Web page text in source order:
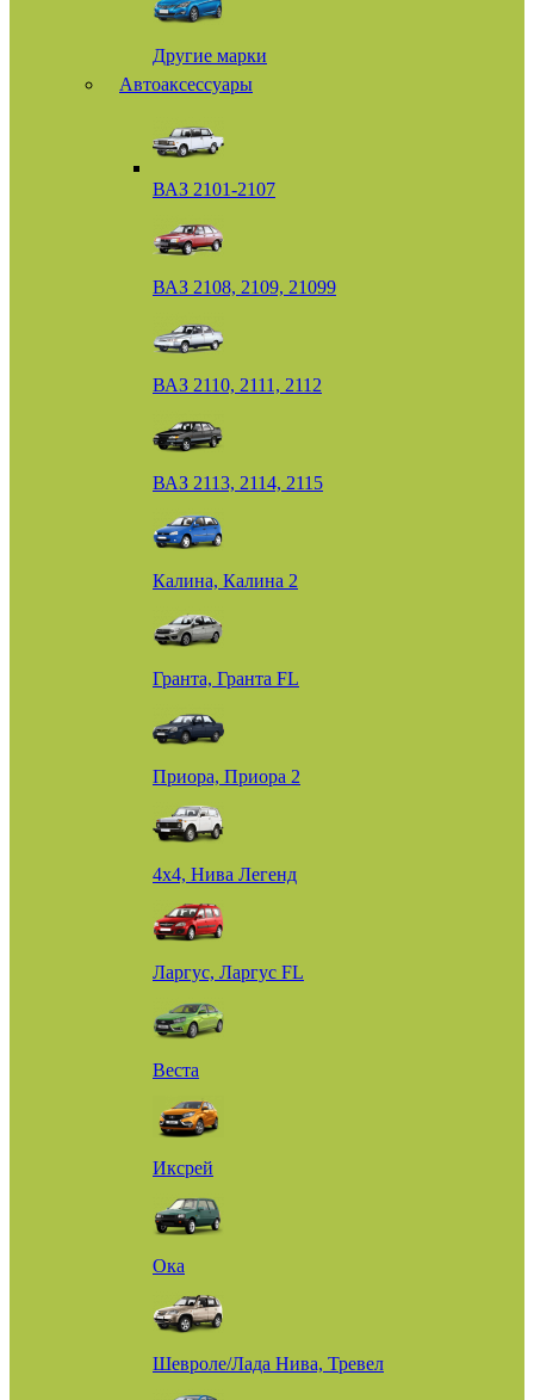
Другие марки
Автоаксессуары
ВАЗ 2101-2107
ВАЗ 2108, 2109, 21099
ВАЗ 2110, 2111, 2112
ВАЗ 2113, 2114, 2115
Калина, Калина 2
Гранта, Гранта FL
Приора, Приора 2
4х4, Нива Легенд
Ларгус, Ларгус FL
Веста
Иксрей
Ока
Шевроле/Лада Нива, Тревел